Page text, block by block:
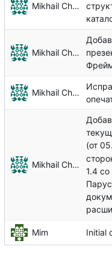
Mikhail Chechnev
Mikhail Chechnev
Mikhail Chechnev
Mikhail Chechnev
(от
1.4
Mim Initial